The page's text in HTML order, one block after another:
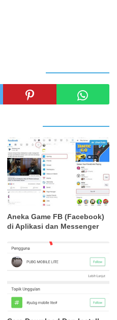
Aneka Game FB (Facebook)
di Aplikasi dan Messenger